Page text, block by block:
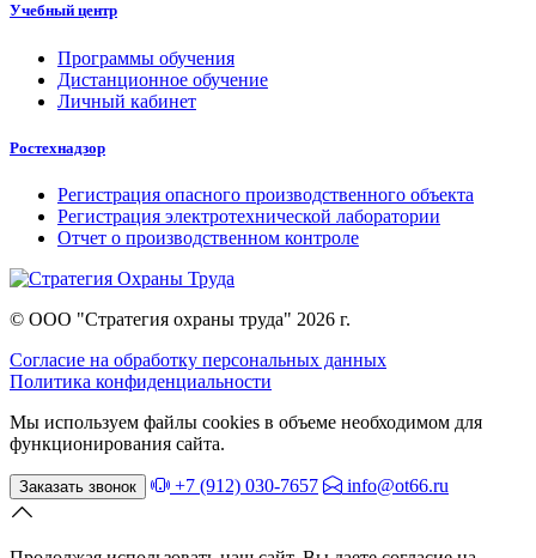
Учебный центр
Программы обучения
Дистанционное обучение
Личный кабинет
Ростехнадзор
Регистрация опасного производственного объекта
Регистрация электротехнической лаборатории
Отчет о производственном контроле
© ООО "Стратегия охраны труда" 2026 г.
Согласие на обработку персональных данных
Политика конфиденциальности
Мы используем файлы cookies в объеме необходимом для
функционирования сайта.
Заказать звонок +7 (912) 030-7657 info@ot66.ru